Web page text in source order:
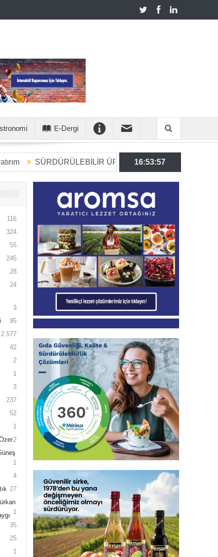
E-Dergi
ÜRETİME 6 MİLYON EUROLUK
16:53:58
116
324
55
245
28
24
3
95
2.577
42
2
1
3
237
52
1
2
1
4
27
1
35
25
1